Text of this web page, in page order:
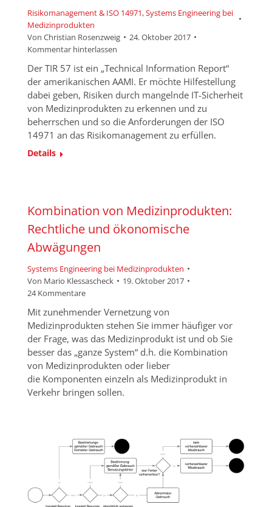
Risikomanagement & ISO 14971,Systems Engineering bei
Medizinprodukten
Von Christian Rosenzweig
24. Oktober 2017
Kommentar hinterlassen
Der TIR 57 ist ein „Technical Information Report“
der amerikanischen AAMI. Er möchte Hilfestellung
dabei geben, Risiken durch mangelnde IT-Sicherheit
von Medizinprodukten zu erkennen und zu
beherrschen und so die Anforderungen der ISO
14971 an das Risikomanagement zu erfüllen.
Details
Kombination von Medizinprodukten:
Rechtliche und ökonomische
Abwägungen
Systems Engineering bei Medizinprodukten
Von Mario Klessascheck
19. Oktober 2017
24 Kommentare
Mit zunehmender Vernetzung von
Medizinprodukten stehen Sie immer häufiger vor
der Frage, was das Medizinprodukt ist und ob Sie
besser das „ganze System“ d.h. die Kombination
von Medizinprodukten oder lieber
die Komponenten einzeln als Medizinprodukt in
Verkehr bringen sollen.